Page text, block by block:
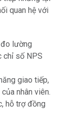
quan hệ với
lường
chỉ số NPS
giao tiếp,
nhân viên.
hỗ trợ đồng